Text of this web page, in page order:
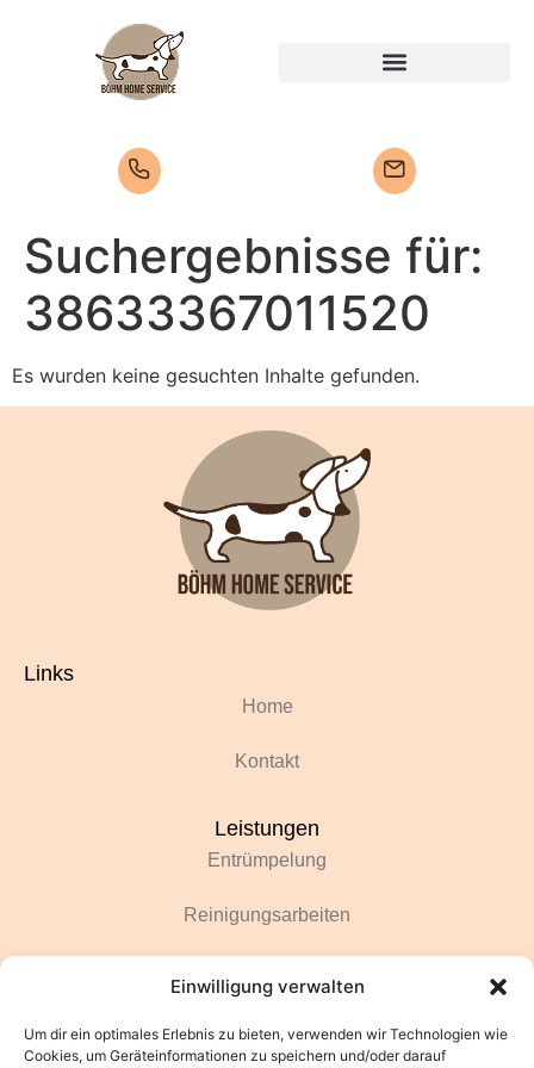
Einwilligung verwalten
Um dir ein optimales Erlebnis zu bieten, verwenden wir Technologien wie
Cookies, um Geräteinformationen zu speichern und/oder darauf
Suchergebnisse für:
38633367011520
Es wurden keine gesuchten Inhalte gefunden.
Links
Home
Kontakt
Leistungen
Entrümpelung
Reinigungsarbeiten
Gartenarbeiten